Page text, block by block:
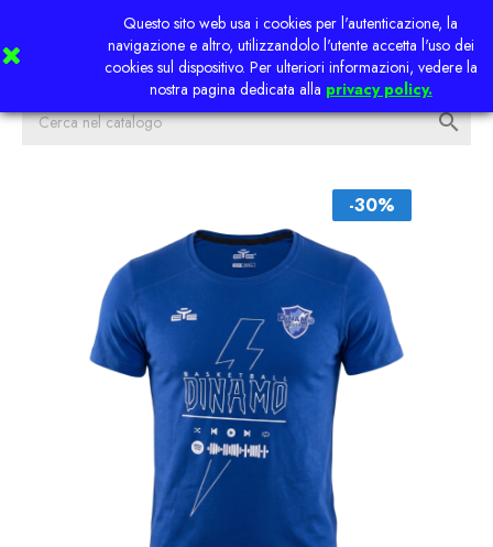
Questo sito web usa i cookies per l'autenticazione, la
navigazione e altro, utilizzandolo l'utente accetta l'uso dei
cookies sul dispositivo. Per ulteriori informazioni, vedere la
nostra pagina dedicata alla privacy policy.


-30%